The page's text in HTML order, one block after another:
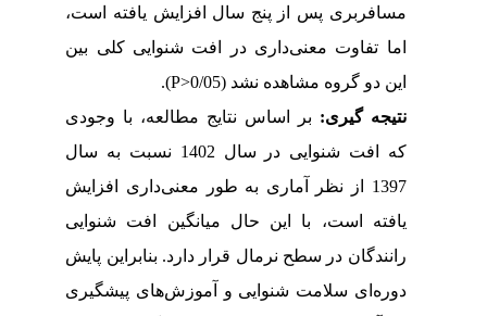
مسافربری پس از پنج سال افزایش یافته است،
اما تفاوت معنی‌داری در افت شنوایی کلی بین
این دو گروه مشاهده نشد (0/05
<
P
).
نتیجه­ گیری:
بر اساس نتایج مطالعه، با وجودی
که افت شنوایی در سال 1402 نسبت به سال
1397 از نظر آماری به طور معنی‌داری افزایش
یافته است،
با این حال میانگین افت شنوایی
رانندگان در سطح نرمال قرار دارد. بنابراین پایش
دوره‌ای سلامت شنوایی و آموزش‌های پیشگیری